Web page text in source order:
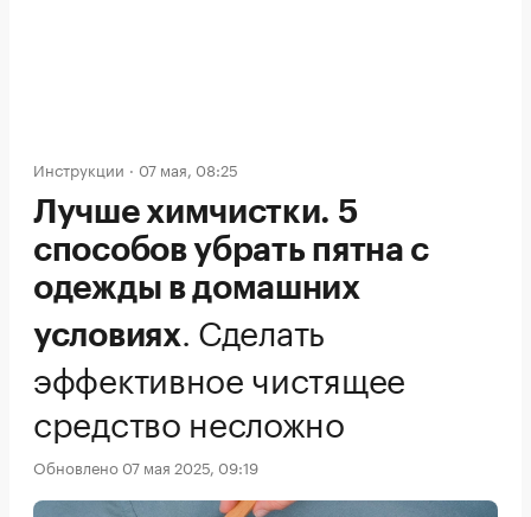
Инструкции 07 мая, 08:25
Лучше химчистки. 5
способов убрать пятна с
одежды в домашних
условиях. Сделать
эффективное чистящее
средство несложно
Обновлено 07 мая 2025, 09:19